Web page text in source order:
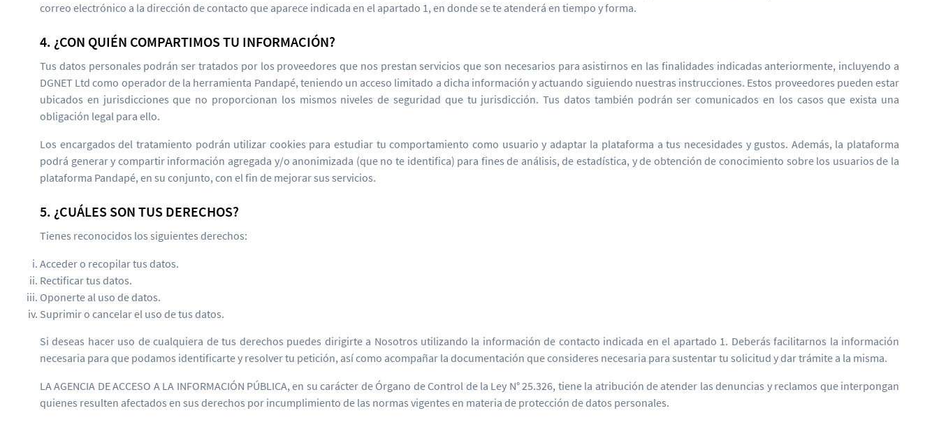
correo electrónico a la dirección de contacto que aparece indicada en el apartado 1, en donde se te atenderá en tiempo y forma.
4. ¿CON QUIÉN COMPARTIMOS TU INFORMACIÓN?
Tus datos personales podrán ser tratados por los proveedores que nos prestan servicios que son necesarios para asistirnos en las finalidades indicadas anteriormente, incluyendo a
DGNET Ltd como operador de la herramienta Pandapé, teniendo un acceso limitado a dicha información y actuando siguiendo nuestras instrucciones. Estos proveedores pueden estar
ubicados en jurisdicciones que no proporcionan los mismos niveles de seguridad que tu jurisdicción. Tus datos también podrán ser comunicados en los casos que exista una
obligación legal para ello.
Los encargados del tratamiento podrán utilizar cookies para estudiar tu comportamiento como usuario y adaptar la plataforma a tus necesidades y gustos. Además, la plataforma
podrá generar y compartir información agregada y/o anonimizada (que no te identifica) para fines de análisis, de estadística, y de obtención de conocimiento sobre los usuarios de la
plataforma Pandapé, en su conjunto, con el fin de mejorar sus servicios.
5. ¿CUÁLES SON TUS DERECHOS?
Tienes reconocidos los siguientes derechos:
Acceder o recopilar tus datos.
Rectificar tus datos.
Oponerte al uso de datos.
Suprimir o cancelar el uso de tus datos.
Si deseas hacer uso de cualquiera de tus derechos puedes dirigirte a Nosotros utilizando la información de contacto indicada en el apartado 1. Deberás facilitarnos la información
necesaria para que podamos identificarte y resolver tu petición, así como acompañar la documentación que consideres necesaria para sustentar tu solicitud y dar trámite a la misma.
LA AGENCIA DE ACCESO A LA INFORMACIÓN PÚBLICA, en su carácter de Órgano de Control de la Ley N° 25.326, tiene la atribución de atender las denuncias y reclamos que interpongan
quienes resulten afectados en sus derechos por incumplimiento de las normas vigentes en materia de protección de datos personales.